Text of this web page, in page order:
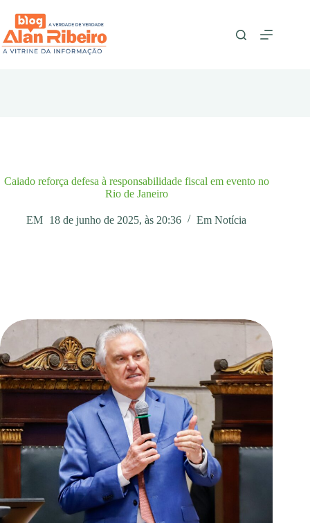
para
conteúdo
Caiado reforça defesa à responsabilidade fiscal em evento no
Rio de Janeiro
EM 18 de junho de 2025, às 20:36 Em Notícia